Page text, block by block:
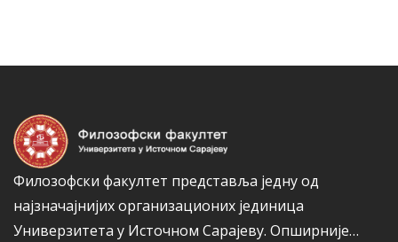
Филозофски факултет представља једну од
најзначајнијих организационих јединица
Универзитета у Источном Сарајеву. Опширније…